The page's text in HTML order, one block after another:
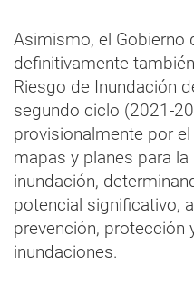
Asimismo, el Gobierno
definitivamente
Riesgo de Inundación
segundo ciclo (2021-
provisionalmente por
mapas y planes para
inundación,
potencial significativo,
prevención, protección
inundaciones.